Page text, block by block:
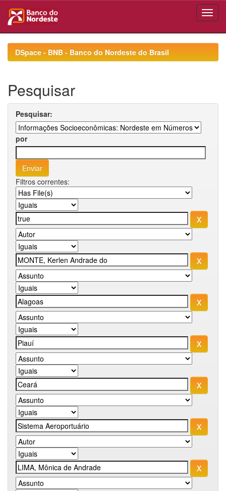
navigationDSpace - BNB - Banco do Nordeste do Brasil
Pesquisar
Pesquisar:
por
Filtros correntes: